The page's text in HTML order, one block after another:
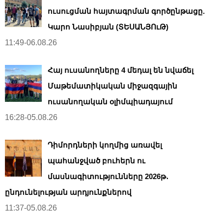
ուսուցման հայտագրման գործընթացը.
Կարո Նասիբյան (ՏԵՍԱՆՅՈւԹ)
11:49-06.08.26
Հայ ուսանողները 4 մեդալ են նվաճել
Մաթեմատիկական միջազգային
ուսանողական օլիմպիադայում
16:28-05.08.26
Դիմորդների կողմից առավել
պահանջված բուհերն ու
մասնագիտությունները 2026թ․
ընդունելության արդյունքներով
11:37-05.08.26